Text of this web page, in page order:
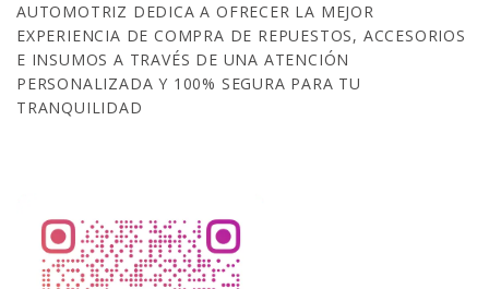
AUTOMOTRIZ DEDICA A OFRECER LA MEJOR
EXPERIENCIA DE COMPRA DE REPUESTOS, ACCESORIOS
E INSUMOS A TRAVÉS DE UNA ATENCIÓN
PERSONALIZADA Y 100% SEGURA PARA TU
TRANQUILIDAD